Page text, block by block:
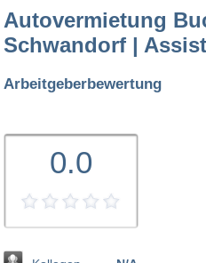
Autovermietung
Schwandorf |
Arbeitgeberbewertung
0.0